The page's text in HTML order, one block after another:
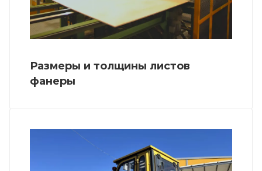
Размеры и толщины листов
фанеры